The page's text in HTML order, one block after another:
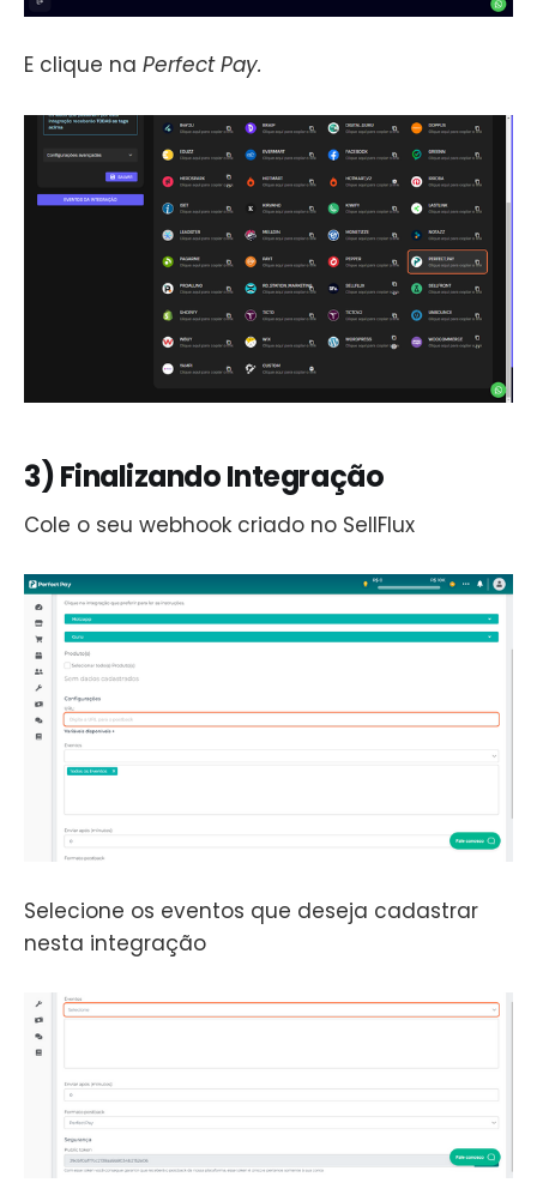
E clique na Perfect Pay.
3) Finalizando Integração
Cole o seu webhook criado no SellFlux
Selecione os eventos que deseja cadastrar
nesta integração